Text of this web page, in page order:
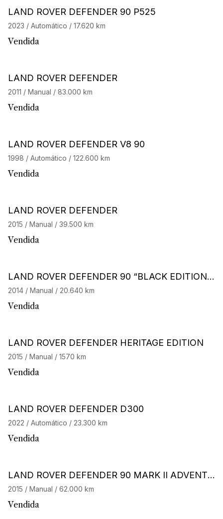
Barnes Exclusive
LAND ROVER DEFENDER 90 P525
2023 / Automático / 17.620 km
Vendida
LAND ROVER DEFENDER
2011 / Manual / 83.000 km
Vendida
LAND ROVER DEFENDER V8 90
1998 / Automático / 122.600 km
Vendida
LAND ROVER DEFENDER
2015 / Manual / 39.500 km
Vendida
LAND ROVER DEFENDER 90 “BLACK EDITION”
48/150
2014 / Manual / 20.640 km
Vendida
LAND ROVER DEFENDER HERITAGE EDITION
2015 / Manual / 1570 km
Vendida
LAND ROVER DEFENDER D300
2022 / Automático / 23.300 km
Vendida
LAND ROVER DEFENDER 90 MARK II ADVENTU
RE EDITION
2015 / Manual / 62.000 km
Vendida